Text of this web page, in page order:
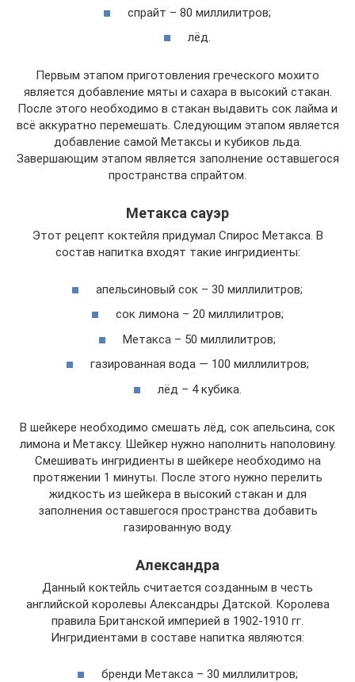
спрайт – 80 миллилитров;
лёд.
Первым этапом приготовления греческого мохито
является добавление мяты и сахара в высокий стакан.
После этого необходимо в стакан выдавить сок лайма и
всё аккуратно перемешать. Следующим этапом является
добавление самой Метаксы и кубиков льда.
Завершающим этапом является заполнение оставшегося
пространства спрайтом.
Метакса сауэр
Этот рецепт коктейля придумал Спирос Метакса. В
состав напитка входят такие ингридиенты:
апельсиновый сок – 30 миллилитров;
сок лимона – 20 миллилитров;
Метакса – 50 миллилитров;
газированная вода — 100 миллилитров;
лёд – 4 кубика.
В шейкере необходимо смешать лёд, сок апельсина, сок
лимона и Метаксу. Шейкер нужно наполнить наполовину.
Смешивать ингридиенты в шейкере необходимо на
протяжении 1 минуты. После этого нужно перелить
жидкость из шейкера в высокий стакан и для
заполнения оставшегося пространства добавить
газированную воду.
Александра
Данный коктейль считается созданным в честь
английской королевы Александры Датской. Королева
правила Британской империей в 1902-1910 гг.
Ингридиентами в составе напитка являются:
бренди Метакса – 30 миллилитров;